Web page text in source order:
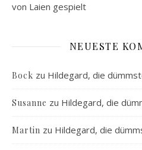
von Laien gespielt
NEUESTE
Bock zu Hildegard, die
Susanne zu Hildegard, die
Martin zu Hildegard, die